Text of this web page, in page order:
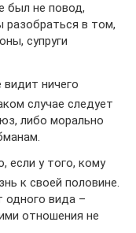
был не повод,
разобраться в том,
супруги
видит ничего
случае следует
либо морально
если у того, кому
к своей половине.
одного вида –
отношения не